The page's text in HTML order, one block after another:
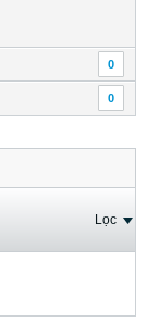
0
0
Lọc